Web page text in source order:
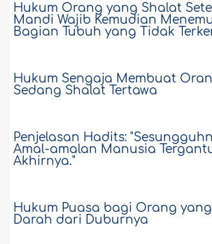
akan membawa serta anak
masih berusia 1 tahun 3
kami tersebut banyak
langsung menuju
singgah dulu ke
Aziziyah untuk memberi
115311
kepala saja dalam manasik
Saya pernah melaksanakan
Hukum Orang yang Shalat
Mandi Wajib Kemudian
Bagian Tubuh yang Tidak
Hukum Sengaja Membuat
Sedang Shalat Tertawa
Penjelasan Hadits:
Amal-amalan Manusia
Akhirnya."
Hukum Puasa bagi Orang
Darah dari Duburnya